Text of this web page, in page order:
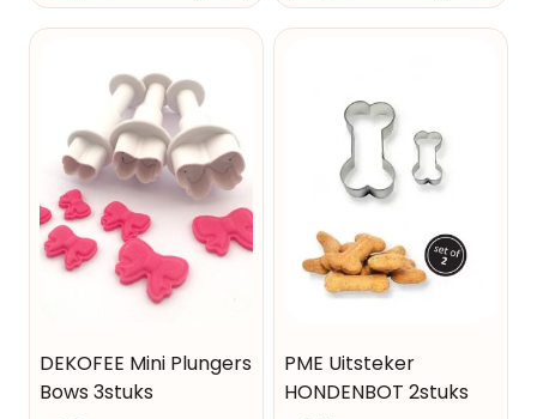
DEKOFEE Mini Plungers
Bows 3stuks
PME Uitsteker
HONDENBOT 2stuks